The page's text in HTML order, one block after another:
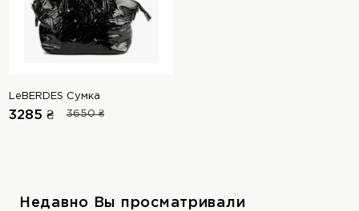
LeBERDES Сумка
3285 ₴ 3650 ₴
Недавно Вы просматривали